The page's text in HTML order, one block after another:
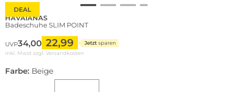
DEAL
HAVAIANAS
Badeschuhe SLIM POINT
UVP34,00 22,99 Jetzt sparen
inkl. Mwst zzgl. Versandkosten
Farbe: Beige